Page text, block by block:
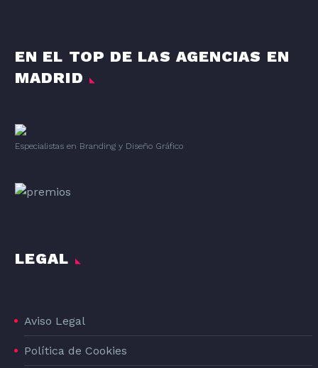
EN EL TOP DE LAS AGENCIAS EN
MADRID
Especialistas en Branding y Diseño Gráfico
LEGAL
Aviso Legal
Política de Cookies